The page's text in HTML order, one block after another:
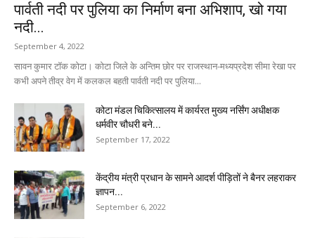
पार्वती नदी पर पुलिया का निर्माण बना अभिशाप, खो गया
नदी...
September 4, 2022
सावन कुमार टॉक कोटा। कोटा जिले के अन्तिम छोर पर राजस्थान-मध्यप्रदेश सीमा रेखा पर
कभी अपने तीव्र वेग में कलकल बहती पार्वती नदी पर पुलिया...
कोटा मंडल चिकित्सालय में कार्यरत मुख्य नर्सिंग अधीक्षक
धर्मवीर चौधरी बने...
September 17, 2022
केंद्रीय मंत्री प्रधान के सामने आदर्श पीड़ितों ने बैनर लहराकर
ज्ञापन...
September 6, 2022